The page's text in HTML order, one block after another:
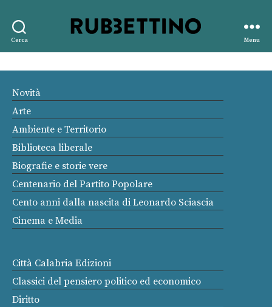
Cerca
editore
Menu
Novità
Arte
Ambiente e Territorio
Biblioteca liberale
Biografie e storie vere
Centenario del Partito Popolare
Cento anni dalla nascita di Leonardo Sciascia
Cinema e Media
Città Calabria Edizioni
Classici del pensiero politico ed economico
Diritto